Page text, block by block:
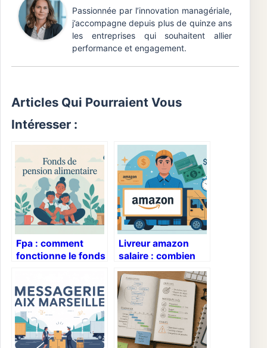
Passionnée par l’innovation managériale,
j’accompagne depuis plus de quinze ans
les entreprises qui souhaitent allier
performance et engagement.
Articles Qui Pourraient Vous
Intéresser :
Fpa : comment
fonctionne le fonds
détail
Livreur amazon
salaire : combien
gagne vraiment un
chauffeur
amazon ?